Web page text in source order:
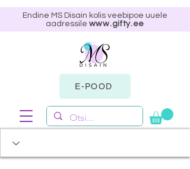
Endine MS Disain kolis veebipoe uuele
aadressile www.gifty.ee
E-POOD